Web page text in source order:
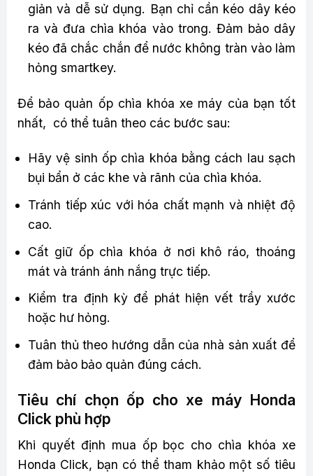
giản và dễ sử dụng. Bạn chỉ cần kéo dây kéo
ra và đưa chìa khóa vào trong. Đảm bảo dây
kéo đã chắc chắn để nước không tràn vào làm
hỏng smartkey.
Để bảo quản ốp chìa khóa xe máy của bạn tốt
nhất, có thể tuân theo các bước sau:
Hãy vệ sinh ốp chìa khóa bằng cách lau sạch
bụi bẩn ở các khe và rãnh của chìa khóa.
Tránh tiếp xúc với hóa chất mạnh và nhiệt độ
cao.
Cất giữ ốp chìa khóa ở nơi khô ráo, thoáng
mát và tránh ánh nắng trực tiếp.
Kiểm tra định kỳ để phát hiện vết trầy xước
hoặc hư hỏng.
Tuân thủ theo hướng dẫn của nhà sản xuất để
đảm bảo bảo quản đúng cách.
Tiêu chí chọn ốp cho xe máy Honda
Click phù hợp
Khi quyết định mua ốp bọc cho chìa khóa xe
Honda Click, bạn có thể tham khảo một số tiêu